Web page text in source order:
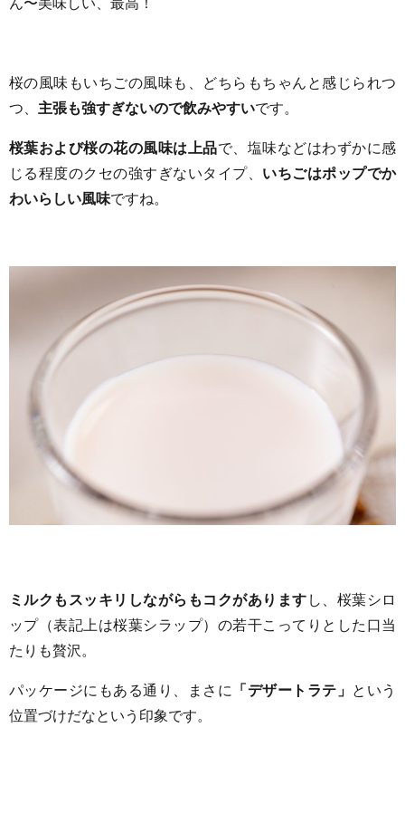
ん〜美味しい、最高！
桜の風味もいちごの風味も、どちらもちゃんと感じられつ
つ、 主張も強すぎないので飲みやすいです。
桜葉および桜の花の風味は上品で、塩味などはわずかに感
じる程度のクセの強すぎないタイプ、 いちごはポップでか
わいらしい風味ですね。
ミルクもスッキリしながらもコクがあります し、桜葉シロ
ップ（表記上は桜葉シラップ）の若干こってりとした口当
たりも贅沢。
パッケージにもある通り、まさに 「デザートラテ」 という
位置づけだなという印象です。